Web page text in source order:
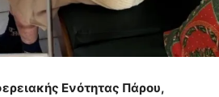
Ενότητας Πάρου,